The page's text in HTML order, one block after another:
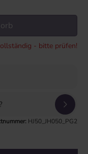
- bitte prüfen!
HJ50_JH050_PG2